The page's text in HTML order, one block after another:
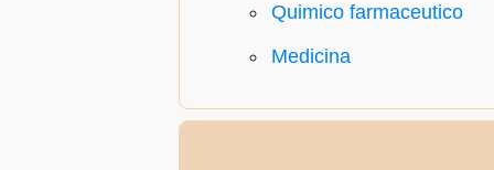
Quimico farmaceutico
Medicina